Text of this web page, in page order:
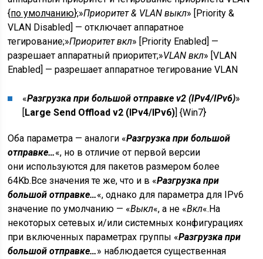
{по умолчанию};»Приоритет & VLAN выкл» [Priority &
VLAN Disabled] — отключает аппаратное
тегирование;»Приоритет вкл» [Priority Enabled] —
разрешает аппаратный приоритет;»VLAN вкл» [VLAN
Enabled] — разрешает аппаратное тегирование VLAN
«Разгрузка при большой отправке v2 (IPv4/IPv6)»
[Large Send Offload v2 (IPv4/IPv6)] {Win7}
Оба параметра — аналоги «Разгрузка при большой
отправке…«, но в отличие от первой версии
они используются для пакетов размером более
64Kb.Все значения те же, что и в «Разгрузка при
большой отправке…«, однако для параметра для IPv6
значение по умолчанию — «Выкл«, а не «Вкл«.На
некоторых сетевых и/или системных конфигурациях
при включенных параметрах группы «Разгрузка при
большой отправке…» наблюдается существенная